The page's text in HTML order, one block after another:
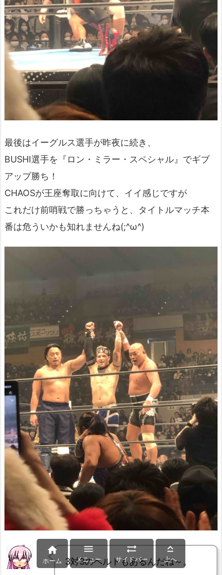
最後はイーグルス選手が昨夜に続き、
BUSHI選手を『ロン・ミラー・スペシャル』でギブ
アップ勝ち！
CHAOSが王座奪取に向けて、イイ感じですが
これだけ前哨戦で勝っちゃうと、タイトルマッチ本
番は危ういかも知れませんね(;^ω^)
3対3のベルトもあるんだね～。

ホーム

メニュー

サイドバー

上へ